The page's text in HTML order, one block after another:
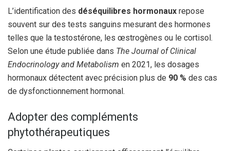
L’identification des déséquilibres hormonaux repose
souvent sur des tests sanguins mesurant des hormones
telles que la testostérone, les œstrogènes ou le cortisol.
Selon une étude publiée dans The Journal of Clinical
Endocrinology and Metabolism en 2021, les dosages
hormonaux détectent avec précision plus de 90 % des cas
de dysfonctionnement hormonal.
Adopter des compléments
phytothérapeutiques